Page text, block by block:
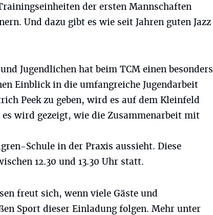
der ersten Mannschaften
Und dazu gibt es wie seit Jahren guten Jazz
Jugendlichen hat beim TCM einen besonders
Einblick in die umfangreiche Jugendarbeit
Peek zu geben, wird es auf dem Kleinfeld
es wird gezeigt, wie die Zusammenarbeit mit
Schule in der Praxis aussieht. Diese
12.30 und 13.30 Uhr statt.
freut sich, wenn viele Gäste und
Sport dieser Einladung folgen. Mehr unter